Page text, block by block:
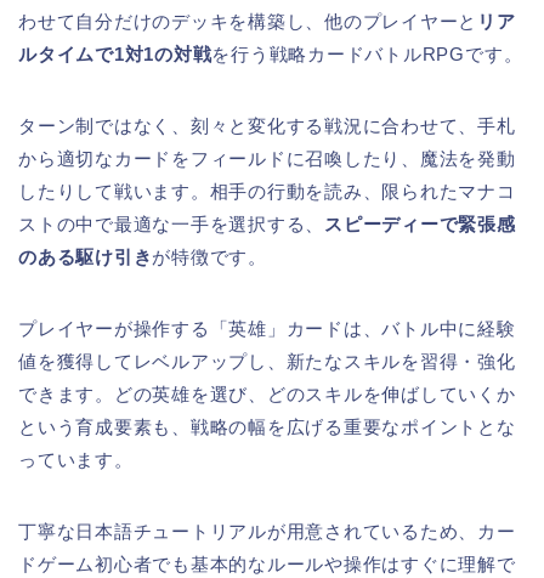
わせて自分だけのデッキを構築し、他のプレイヤーと リア
ルタイムで1対1の対戦を行う戦略カードバトルRPGです。
ターン制ではなく、刻々と変化する戦況に合わせて、手札
から適切なカードをフィールドに召喚したり、魔法を発動
したりして戦います。相手の行動を読み、限られたマナコ
ストの中で最適な一手を選択する、
スピーディーで緊張感
のある駆け引きが特徴です。
プレイヤーが操作する「英雄」カードは、バトル中に経験
値を獲得してレベルアップし、新たなスキルを習得・強化
できます。どの英雄を選び、どのスキルを伸ばしていくか
という育成要素も、戦略の幅を広げる重要なポイントとな
っています。
丁寧な日本語チュートリアルが用意されているため、カー
ドゲーム初心者でも基本的なルールや操作はすぐに理解で